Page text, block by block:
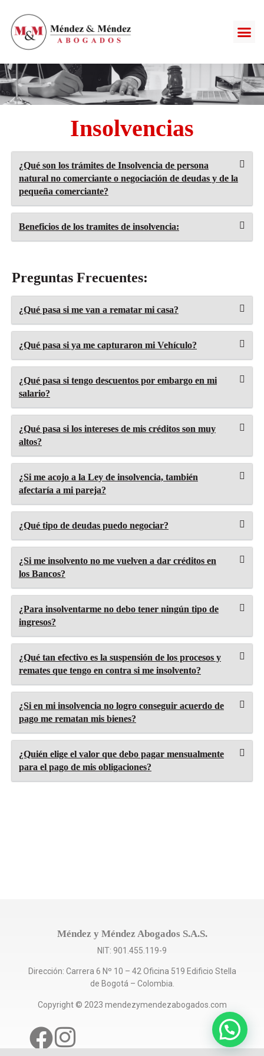
Insolvencias
¿Qué son los trámites de Insolvencia de persona
natural no comerciante o negociación de deudas y de la
pequeña comerciante?
Beneficios de los tramites de insolvencia:
Preguntas Frecuentes:
¿Qué pasa si me van a rematar mi casa?
¿Qué pasa si ya me capturaron mi Vehículo?
¿Qué pasa si tengo descuentos por embargo en mi
salario?
¿Qué pasa si los intereses de mis créditos son muy
altos?
¿Si me acojo a la Ley de insolvencia, también
afectaría a mi pareja?
¿Qué tipo de deudas puedo negociar?
¿Si me insolvento no me vuelven a dar créditos en
los Bancos?
¿Para insolventarme no debo tener ningún tipo de
ingresos?
¿Qué tan efectivo es la suspensión de los procesos y
remates que tengo en contra si me insolvento?
¿Si en mi insolvencia no logro conseguir acuerdo de
pago me rematan mis bienes?
¿Quién elige el valor que debo pagar mensualmente
para el pago de mis obligaciones?
Méndez y Méndez Abogados S.A.S.
NIT: 901.455.119-9
Dirección: Carrera 6 Nº 10 – 42 Oficina 519 Edificio Stella
de Bogotá – Colombia.
Copyright © 2023 mendezymendezabogados.com